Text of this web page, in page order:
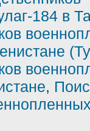
184 в
,